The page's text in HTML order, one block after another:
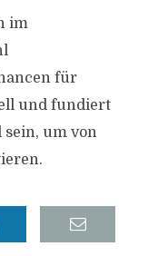
im
für
und fundiert
sein, um von